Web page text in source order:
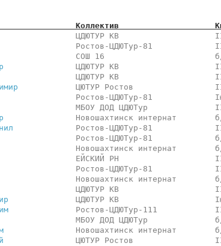
Коллектив
ЦДЮТУР КВ
Ростов-ЦДЮТур-81
Мария СОШ 16
ЦДЮТУР КВ
ЦДЮТУР КВ
Владимир ЦЮТУР Ростов
Ростов-ЦДЮТур-81
МБОУ ДОД ЦДЮТур
Новошахтинск
Данил Ростов-ЦДЮТур-81
Андрей Ростов-ЦДЮТур-81
Никита Новошахтинск
ЕЙСКИЙ РН
Игорь Ростов-ЦДЮТур-81
Новошахтинск
Данил ЦДЮТУР КВ
ЦДЮТУР КВ
Ибрахим Ростов-ЦДЮТур-111
Вадим МБОУ ДОД ЦДЮТур
Максим Новошахтинск
Андрей ЦЮТУР Ростов